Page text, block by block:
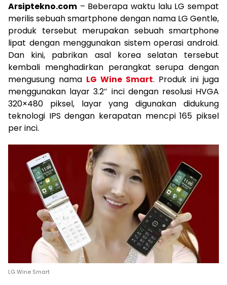
Arsiptekno.com – Beberapa waktu lalu LG sempat
merilis sebuah smartphone dengan nama LG Gentle,
produk tersebut merupakan sebuah smartphone
lipat dengan menggunakan sistem operasi android.
Dan kini, pabrikan asal korea selatan tersebut
kembali menghadirkan perangkat serupa dengan
mengusung nama LG Wine Smart. Produk ini juga
menggunakan layar 3.2″ inci dengan resolusi HVGA
320×480 piksel, layar yang digunakan didukung
teknologi IPS dengan kerapatan mencpi 165 piksel
per inci.
LG Wine Smart